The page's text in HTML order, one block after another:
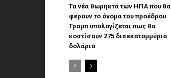
Τα νέα θωρηκτά των ΗΠΑ που θα
φέρουν το όνομα του προέδρου
Τραμπ υπολογίζεται πως θα
κοστίσουν 275 δισεκατομμύρια
δολάρια